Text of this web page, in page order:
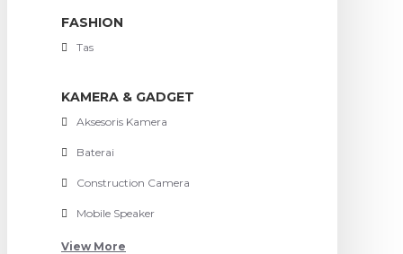
FASHION
Tas
KAMERA & GADGET
Aksesoris Kamera
Baterai
Construction Camera
Mobile Speaker
View More